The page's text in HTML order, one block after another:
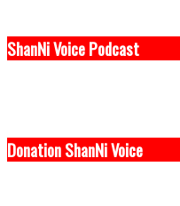
ShanNi Voice Podcast
Donation ShanNi Voice